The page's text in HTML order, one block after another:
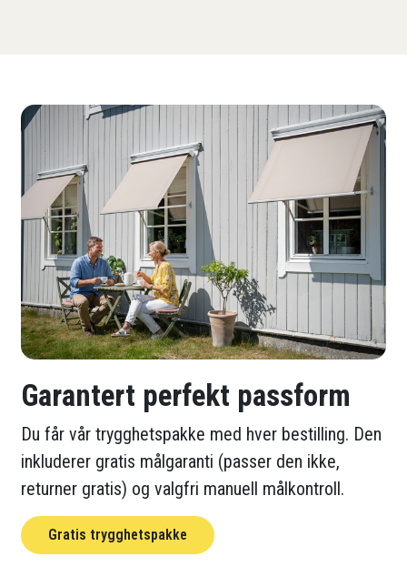
Garantert perfekt passform
Du får vår trygghetspakke med hver bestilling. Den
inkluderer gratis målgaranti (passer den ikke,
returner gratis) og valgfri manuell målkontroll.
Gratis trygghetspakke